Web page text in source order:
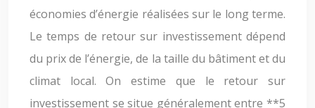
économies d’énergie réalisées sur le long terme.
Le temps de retour sur investissement dépend
du prix de l’énergie, de la taille du bâtiment et du
climat local. On estime que le retour sur
investissement se situe généralement entre **5